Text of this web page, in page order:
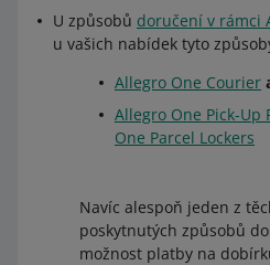
Allegro International Výdejní
od 269 do 378,99 Kč
od 589 do 878,99 Kč
879 Kč a více
U způsobů doručení v rámci
u vašich nabídek tyto
Allegro One Courier
Allegro One Pick-Up
One Parcel Lockers
Navíc alespoň jeden z
poskytnutých způsobů
možnost platby na